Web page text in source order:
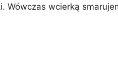
Wówczas wcierką